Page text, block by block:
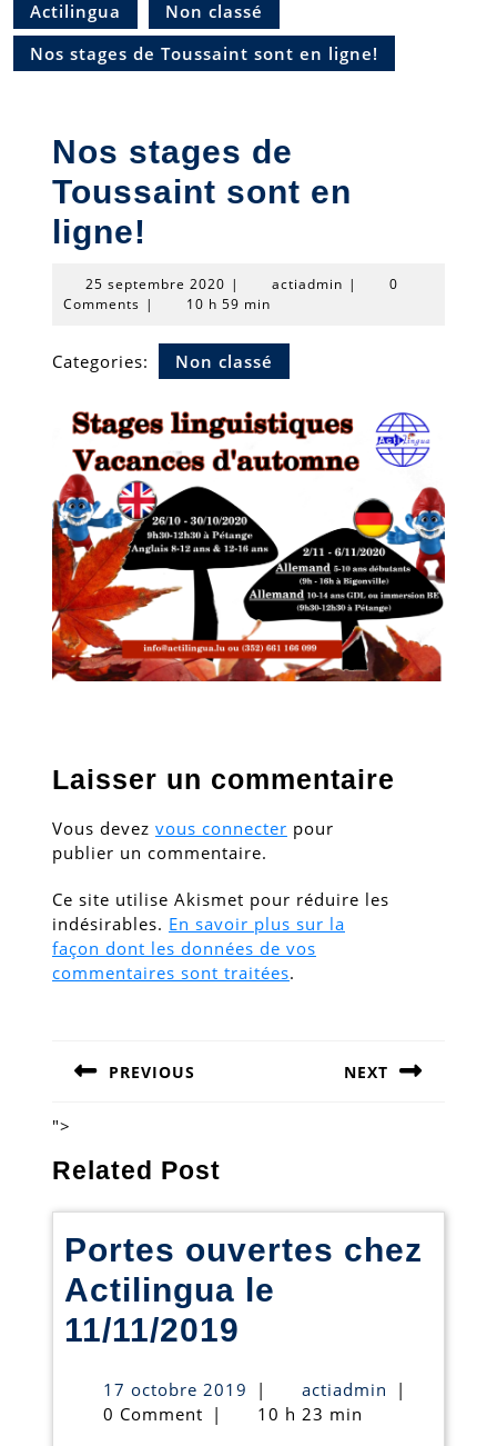
Actilingua
Non classé
Nos stages de Toussaint sont en ligne!
Nos stages de
Toussaint sont en
ligne!
25 septembre 2020 25
septembre
| actiadmin actiadmin
|
0
Comments | 10 h 59 min
Categories: Non classé
Laisser un commentaire
Vous devez vous connecter pour
publier un commentaire.
Ce site utilise Akismet pour réduire les
indésirables. En savoir plus sur la
façon dont les données de vos
commentaires sont traitées.
de
l’article
PREVIOUS
post:
NEXT
">
Related Post
Portes ouvertes chez
Actilingua le
11/11/2019
chez
17 octobre 2019 17
octobre
| actiadmin actiadmin
|
0 Comment | 10 h 23 min